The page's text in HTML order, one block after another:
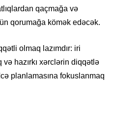
qaçmağa və
qorumağa kömək edəcək.
olmaq lazımdır: iri
hazırkı xərclərin diqqətlə
planlamasına fokuslanmaq